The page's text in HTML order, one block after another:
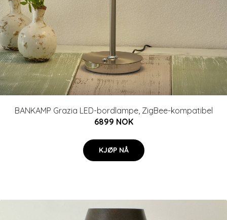
BANKAMP Grazia LED-bordlampe, ZigBee-kompatibel
6899 NOK
KJØP NÅ